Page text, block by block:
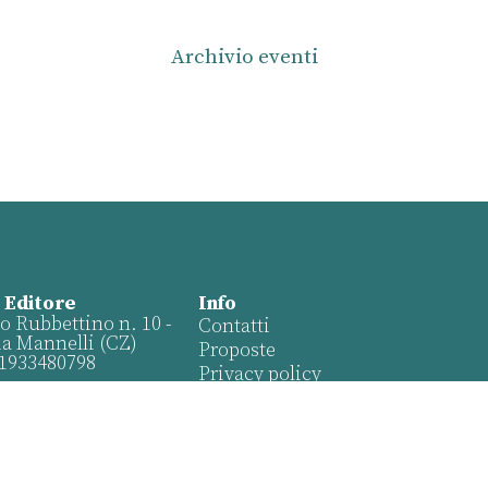
Archivio eventi
Editore
Rubbettino n. 10 -
Mannelli (CZ)
Info
Contatti
Proposte
Privacy policy